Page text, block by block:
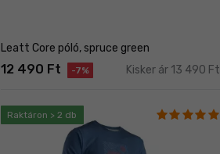
Leatt Core póló, spruce green
12 490 Ft -7% Kisker ár 13 490 Ft
Raktáron > 2 db